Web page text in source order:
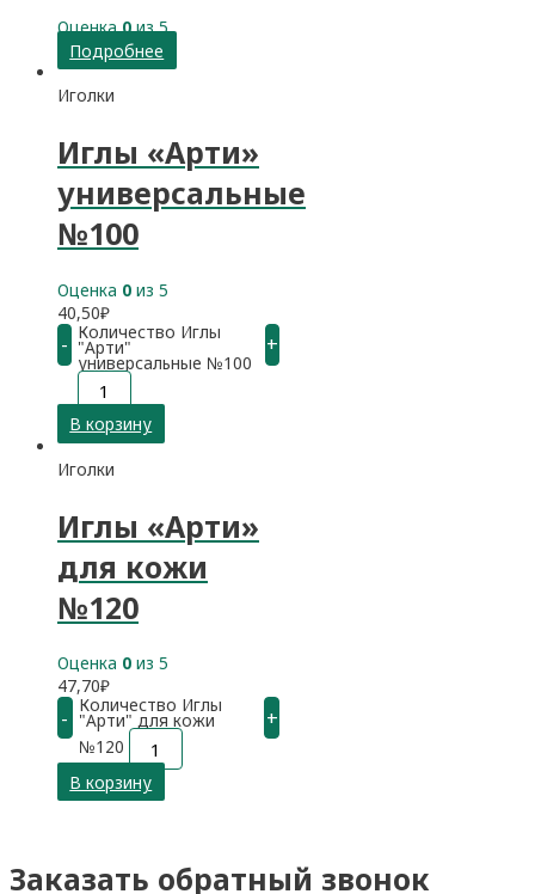
Оценка0из 5
Подробнее
Иголки
Иглы «Арти»
универсальные
№100
Оценка 0 из 5
40,50₽
- Количество Иглы
"Арти"
универсальные №100
+
В корзину
Иголки
Иглы «Арти»
для кожи
№120
Оценка 0 из 5
47,70₽
- Количество Иглы
"Арти" для кожи
№120
+
В корзину
Заказать обратный звонок